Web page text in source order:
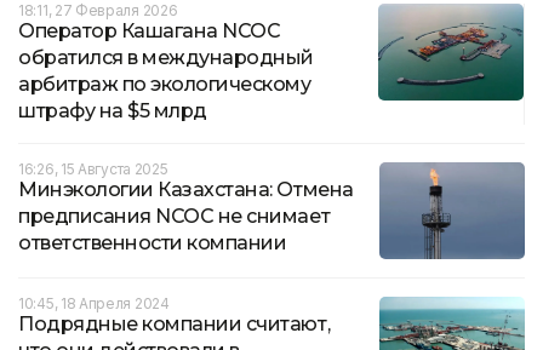
18:11, 27 Февраля 2026
Оператор Кашагана NCOC
обратился в международный
арбитраж по экологическому
штрафу на $5 млрд
16:26, 15 Августа 2025
Минэкологии Казахстана: Отмена
предписания NCOC не снимает
ответственности компании
10:45, 18 Апреля 2024
Подрядные компании считают,